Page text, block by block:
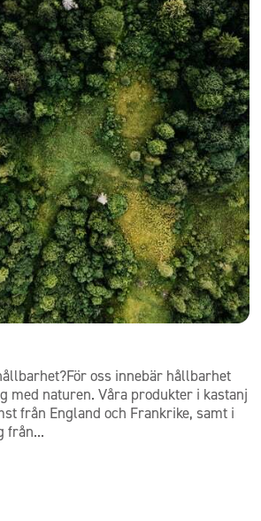
oss innebär hållbarhet
med naturen. Våra produkter i kastanj
från England och Frankrike, samt i
från...